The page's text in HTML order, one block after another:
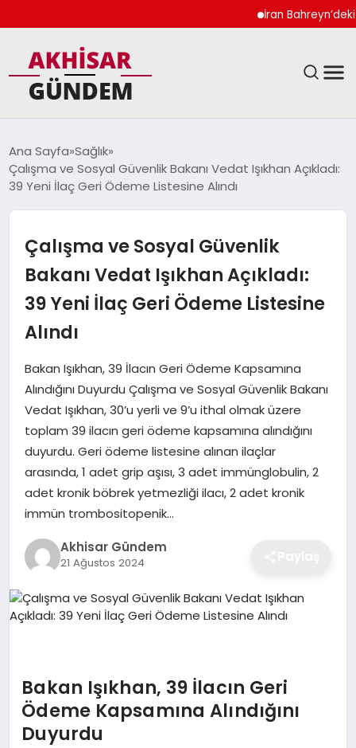
İran Bahreyn’deki
DÜNYA
SPOR
TEKNOLOJI
Ana Sayfa Sağlık
Çalışma ve Sosyal Güvenlik Bakanı Vedat Işıkhan Açıkladı:
39 Yeni İlaç Geri Ödeme Listesine Alındı
Çalışma ve Sosyal Güvenlik
Bakanı Vedat Işıkhan Açıkladı:
39 Yeni İlaç Geri Ödeme Listesine
Alındı
Bakan Işıkhan, 39 İlacın Geri Ödeme Kapsamına
Alındığını Duyurdu Çalışma ve Sosyal Güvenlik Bakanı
Vedat Işıkhan, 30’u yerli ve 9’u ithal olmak üzere
toplam 39 ilacın geri ödeme kapsamına alındığını
duyurdu. Geri ödeme listesine alınan ilaçlar
arasında, 1 adet grip aşısı, 3 adet immünglobulin, 2
adet kronik böbrek yetmezliği ilacı, 2 adet kronik
immün trombositopenik…
Akhisar Gündem
21 Ağustos 2024
Bakan Işıkhan, 39 İlacın Geri
Ödeme Kapsamına Alındığını
Duyurdu